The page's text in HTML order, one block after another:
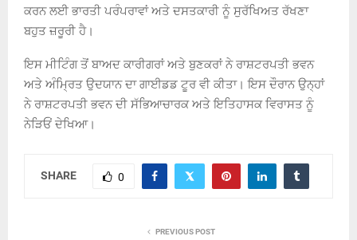
​​ਕਰਨ ਲਈ ਭਾਰਤੀ ਪਰੰਪਰਾਵਾਂ ਅਤੇ ਦਸਤਕਾਰੀ ਨੂੰ ਸੁਰੱਖਿਅਤ ਰੱਖਣਾ
ਬਹੁਤ ਜ਼ਰੂਰੀ ਹੈ।
ਇਸ ਮੀਟਿੰਗ ਤੋਂ ਬਾਅਦ ਕਾਰੀਗਰਾਂ ਅਤੇ ਬੁਣਕਰਾਂ ਨੇ ਰਾਸ਼ਟਰਪਤੀ ਭਵਨ
ਅਤੇ ਅੰਮ੍ਰਿਤ ਉਦਯਾਨ ਦਾ ਗਾਈਡਡ ਟੂਰ ਵੀ ਕੀਤਾ। ਇਸ ਦੌਰਾਨ ਉਨ੍ਹਾਂ
ਨੇ ਰਾਸ਼ਟਰਪਤੀ ਭਵਨ ਦੀ ਸੱਭਿਆਚਾਰਕ ਅਤੇ ਇਤਿਹਾਸਕ ਵਿਰਾਸਤ ਨੂੰ
ਨੇੜਿਓਂ ਦੇਖਿਆ।
SHARE 0
PREVIOUS POST